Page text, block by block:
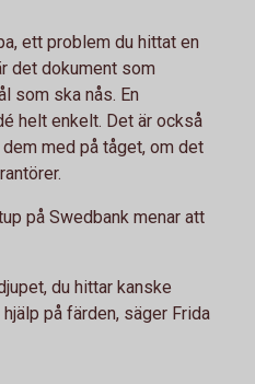
ett problem du hittat en
det dokument som
som ska nås. En
helt enkelt. Det är också
med på tåget, om det
på Swedbank menar att
du hittar kanske
på färden, säger Frida